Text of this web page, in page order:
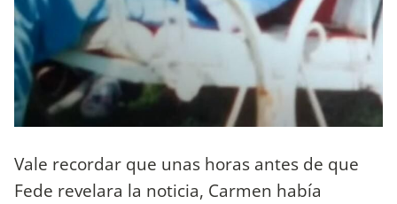
Vale recordar que unas horas antes de que
Fede revelara la noticia, Carmen había